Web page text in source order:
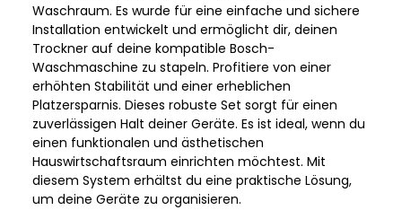
Waschraum. Es wurde für eine einfache und sichere
Installation entwickelt und ermöglicht dir, deinen
Trockner auf deine kompatible Bosch-
Waschmaschine zu stapeln. Profitiere von einer
erhöhten Stabilität und einer erheblichen
Platzersparnis. Dieses robuste Set sorgt für einen
zuverlässigen Halt deiner Geräte. Es ist ideal, wenn du
einen funktionalen und ästhetischen
Hauswirtschaftsraum einrichten möchtest. Mit
diesem System erhältst du eine praktische Lösung,
um deine Geräte zu organisieren.